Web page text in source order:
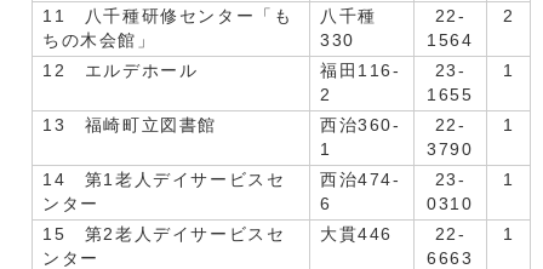
11 八千種研修センター「も
ちの木会館」
八千種
330
22-
1564
2
12 エルデホール
福田116-
2
23-
1655
1
13 福崎町立図書館
西治360-
1
22-
3790
1
14 第1老人デイサービスセ
ンター
西治474-
6
23-
0310
1
15 第2老人デイサービスセ
ンター
大貫446
22-
6663
1